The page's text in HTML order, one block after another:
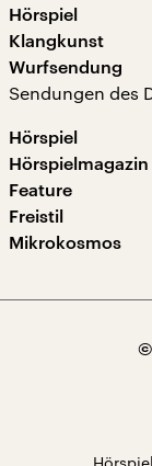
Hörspiel
Klangkunst
Wurfsendung
Sendungen des
Hörspiel
Hörspielmagazin
Feature
Freistil
Mikrokosmos
©